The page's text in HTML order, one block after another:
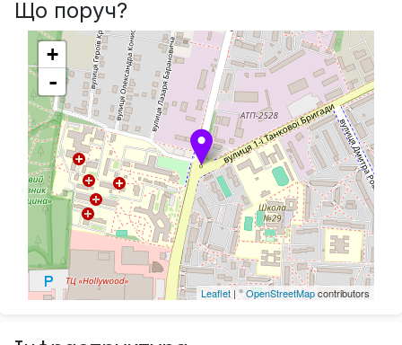
Що поруч?
+
-
Leaflet| ©OpenStreetMapcontributors